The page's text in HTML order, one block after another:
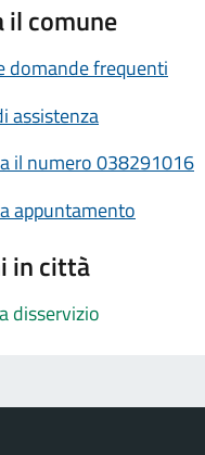
il comune
domande frequenti
assistenza
il numero 038291016
appuntamento
in città
disservizio